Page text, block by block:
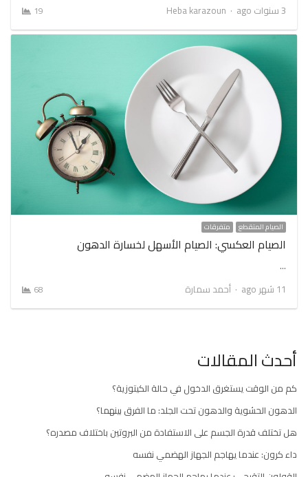
3 سنوات ago
Author
Heba karazoun
19
الصيام المتقطع متفرقات
الصيام العكسي: الصيام الأسهل لخسارة الدهون
…
11 شهر ago
Author
أحمد سمارة 68
أحدث المقالات
كم من الوقت يستغرق الدخول في حالة الكيتوزية؟
الدهون الحشوية والدهون تحت الجلد: ما الفرق بينهما؟
هل تختلف قدرة الجسم على الاستفادة من البروتين باختلاف مصدره؟
داء كرون: عندما يهاجم الجهاز الهضمي نفسه